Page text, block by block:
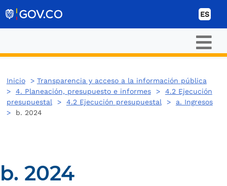
ES
Inicio> Transparencia y acceso a la información pública
> 4. Planeación, presupuesto e informes> 4.2 Ejecución
presupuestal > 4.2 Ejecución presupuestal > a. Ingresos
> b. 2024
b. 2024